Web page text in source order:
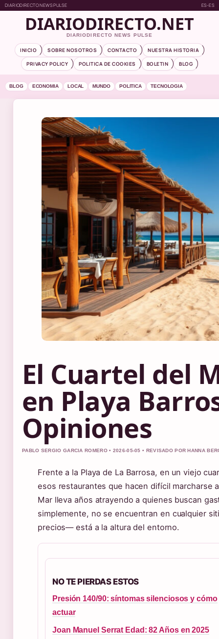
DIARIODIRECTO NEWS PULSE ES-ES
DIARIODIRECTO.NET
DIARIODIRECTO NEWS PULSE
INICIO SOBRE NOSOTROS CONTACTO
NUESTRA HISTORIA
PRIVACY POLICY
POLITICA DE COOKIES BOLETIN BLOG
BLOG ECONOMIA LOCAL MUNDO POLITICA TECNOLOGIA
El Cuartel del
en Playa
Opiniones
PABLO SERGIO GARCIA ROMERO • 2026-05-05 • REVISADO POR HANNA
Frente a la Playa de La Barrosa, en un viejo
esos restaurantes que hacen difícil marcharse
Mar lleva años atrayendo a quienes buscan
simplemente, no se encuentran en cualquier
precios— está a la altura del entorno.
NO TE PIERDAS ESTOS
Presión 140/90: síntomas silenciosos y cómo
actuar
Joan Manuel Serrat Edad: 82 Años en 2025